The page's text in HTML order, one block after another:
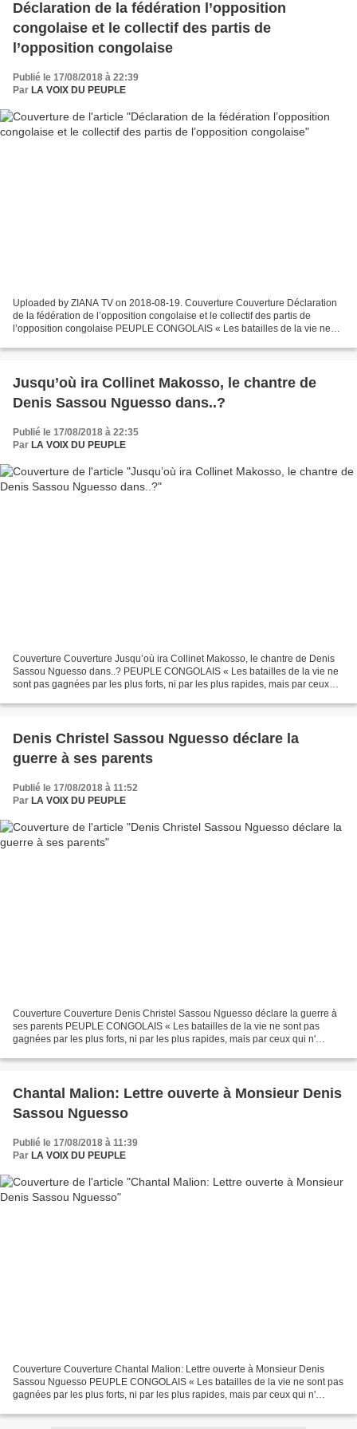
Déclaration de la fédération l’opposition
congolaise et le collectif des partis de
l’opposition congolaise
Publié le 17/08/2018 à 22:39
Par LA VOIX DU PEUPLE
Uploaded by ZIANA TV on 2018-08-19. Couverture Couverture Déclaration
de la fédération de l’opposition congolaise et le collectif des partis de
l’opposition congolaise PEUPLE CONGOLAIS « Les batailles de la vie ne
Jusqu’où ira Collinet Makosso, le chantre de
Denis Sassou Nguesso dans..?
Publié le 17/08/2018 à 22:35
Par LA VOIX DU PEUPLE
Couverture Couverture Jusqu’où ira Collinet Makosso, le chantre de Denis
Sassou Nguesso dans..? PEUPLE CONGOLAIS « Les batailles de la vie ne
sont pas gagnées par les plus forts, ni par les plus rapides, mais par ceux
Denis Christel Sassou Nguesso déclare la
guerre à ses parents
Publié le 17/08/2018 à 11:52
Par LA VOIX DU PEUPLE
Couverture Couverture Denis Christel Sassou Nguesso déclare la guerre à
ses parents PEUPLE CONGOLAIS « Les batailles de la vie ne sont pas
gagnées par les plus forts, ni par les plus rapides, mais par ceux qui n'
Chantal Malion: Lettre ouverte à Monsieur Denis
Sassou Nguesso
Publié le 17/08/2018 à 11:39
Par LA VOIX DU PEUPLE
Couverture Couverture Chantal Malion: Lettre ouverte à Monsieur Denis
Sassou Nguesso PEUPLE CONGOLAIS « Les batailles de la vie ne sont pas
gagnées par les plus forts, ni par les plus rapides, mais par ceux qui n'